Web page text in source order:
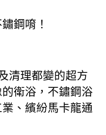
鋼唷！
清理都變的超方
衛浴，不鏽鋼浴
、繽紛馬卡龍通